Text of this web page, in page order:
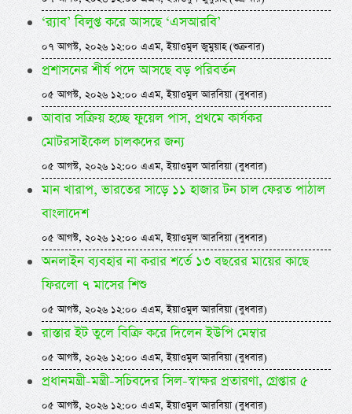
‘র‍্যাব’ বিলুপ্ত করে আসছে ‘এসআরবি’
০৭ আগস্ট, ২০২৬ ১২:০০ এএম, ইয়াওমুল জুমুয়াহ (শুক্রবার)
প্রশাসনের শীর্ষ পদে আসছে বড় পরিবর্তন
০৫ আগস্ট, ২০২৬ ১২:০০ এএম, ইয়াওমুল আরবিয়া (বুধবার)
আবার সক্রিয় হচ্ছে ফুয়েল পাস, প্রথমে কার্যকর
মোটরসাইকেল চালকদের জন্য
০৫ আগস্ট, ২০২৬ ১২:০০ এএম, ইয়াওমুল আরবিয়া (বুধবার)
মান খারাপ, ভারতের সাড়ে ১১ হাজার টন চাল ফেরত পাঠাল
বাংলাদেশ
০৫ আগস্ট, ২০২৬ ১২:০০ এএম, ইয়াওমুল আরবিয়া (বুধবার)
অনলাইন ব্যবহার না করার শর্তে ১৩ বছরের মায়ের কাছে
ফিরলো ৭ মাসের শিশু
০৫ আগস্ট, ২০২৬ ১২:০০ এএম, ইয়াওমুল আরবিয়া (বুধবার)
রাস্তার ইট তুলে বিক্রি করে দিলেন ইউপি মেম্বার
০৫ আগস্ট, ২০২৬ ১২:০০ এএম, ইয়াওমুল আরবিয়া (বুধবার)
প্রধানমন্ত্রী-মন্ত্রী-সচিবদের সিল-স্বাক্ষর প্রতারণা, গ্রেপ্তার ৫
০৫ আগস্ট, ২০২৬ ১২:০০ এএম, ইয়াওমুল আরবিয়া (বুধবার)